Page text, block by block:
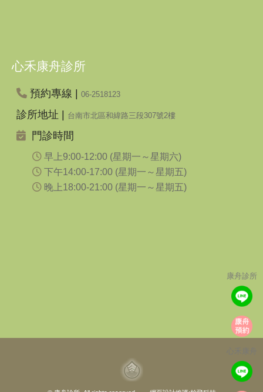
康舟診所
心禾康舟診所
預約專線 | 06-2518123
診所地址 | 台南市北區和緯路三段307號2樓
門診時間
早上9:00-12:00 (星期一～星期六)
下午14:00-17:00 (星期一～星期五)
晚上18:00-21:00 (星期一～星期五)